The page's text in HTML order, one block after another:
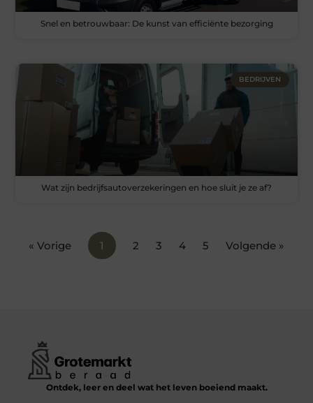
Snel en betrouwbaar: De kunst van efficiënte bezorging
BEDRIJVEN
Wat zijn bedrijfsautoverzekeringen en hoe sluit je ze af?
« Vorige 1 2 3 4 5 Volgende »
Ontdek, leer en deel wat het leven boeiend maakt.